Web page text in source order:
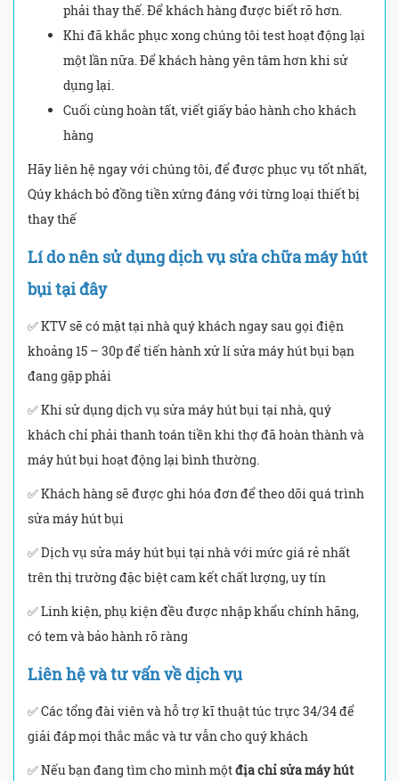
phải thay thế. Để khách hàng được biết rõ hơn.
Khi đã khắc phục xong chúng tôi test hoạt động lại
một lần nữa. Để khách hàng yên tâm hơn khi sử
dụng lại.
Cuối cùng hoàn tất, viết giấy bảo hành cho khách
hàng
Hãy liên hệ ngay với chúng tôi, để được phục vụ tốt nhất,
Qúy khách bỏ đồng tiền xứng đáng với từng loại thiết bị
thay thế
Lí do nên sử dụng dịch vụ sửa chữa máy hút
bụi tại đây
✅ KTV sẽ có mặt tại nhà quý khách ngay sau gọi điện
khoảng 15 – 30p để tiến hành xử lí sửa máy hút bụi bạn
đang gặp phải
✅ Khi sử dụng dịch vụ sửa máy hút bụi tại nhà, quý
khách chỉ phải thanh toán tiền khi thợ đã hoàn thành và
máy hút bụi hoạt động lại bình thường.
✅ Khách hàng sẽ được ghi hóa đơn để theo dõi quá trình
sửa máy hút bụi
✅ Dịch vụ sửa máy hút bụi tại nhà với mức giá rẻ nhất
trên thị trường đặc biệt cam kết chất lượng, uy tín
✅ Linh kiện, phụ kiện đều được nhập khẩu chính hãng,
có tem và bảo hành rõ ràng
Liên hệ và tư vấn về dịch vụ
✅ Các tổng đài viên và hỗ trợ kĩ thuật túc trực 34/34 để
giải đáp mọi thắc mắc và tư vẫn cho quý khách
✅ Nếu bạn đang tìm cho mình mộtđịa chỉ sửa máy hút